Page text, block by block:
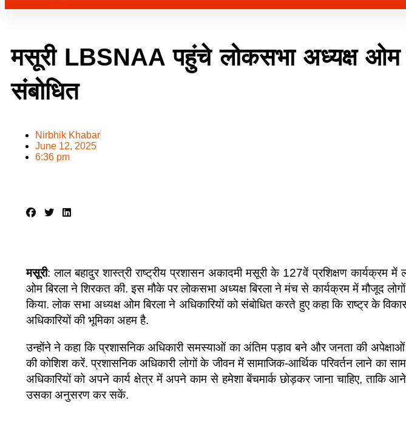
मसूरी LBSNAA पहुंचे लोकसभा अध्यक्ष ओम
संबोधित
Nirbhik Khabar
June 12, 2025
6:36 pm
मसूरी: लाल बहादुर शास्त्री राष्ट्रीय प्रशासन अकादमी मसूरी के 127वें प्रशिक्षण कार्यक्रम में
ओम बिरला ने शिरकत की. इस मौके पर लोकसभा अध्यक्ष बिरला ने मंच से कार्यक्रम में मौजूद लोगों
किया. लोक सभा अध्यक्ष ओम बिरला ने अधिकारियों को संबोधित करते हुए कहा कि राष्ट्र के
अधिकारियों की भूमिका अहम है.
उन्होंने ने कहा कि प्रशासनिक अधिकारी समस्याओं का अंतिम पड़ाव बने और जनता की
की कोशिश करें. प्रशासनिक अधिकारी लोगों के जीवन में सामाजिक-आर्थिक परिवर्तन लाने का
अधिकारियों को अपने कार्य क्षेत्र में अपने काम से हमेशा बेंचमार्क छोड़कर जाना चाहिए, ताकि आने
उसका अनुसरण कर सकें.